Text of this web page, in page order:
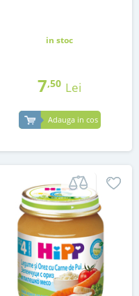
in stoc
7,50 Lei
Adauga in cos